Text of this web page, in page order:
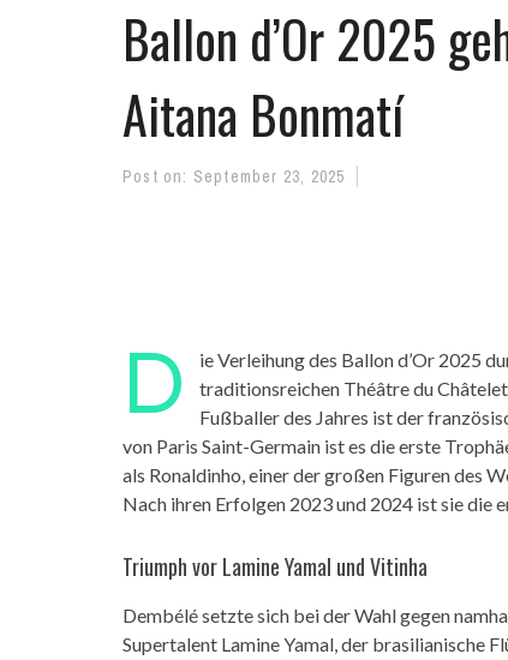
Ballon d’Or 2025
Aitana Bonmatí
Post on: September 23, 2025
D ie Verleihung des Ballon d’Or 2025
traditionsreichen Théâtre du
Fußballer des Jahres ist der
von Paris Saint-Germain ist es die erste
als Ronaldinho, einer der großen Figuren des
Nach ihren Erfolgen 2023 und 2024 ist sie die
Triumph vor Lamine Yamal und Vitinha
Dembélé setzte sich bei der Wahl gegen
Supertalent Lamine Yamal, der brasilianische